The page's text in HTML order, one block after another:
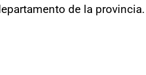
de la provincia.